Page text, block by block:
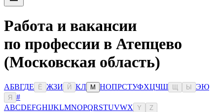
Работа и вакансии
по профессии в Атепцево
(Московская область)
АБВГДЕ Ё ЖЗИ Й КЛ М НОПРСТУФХЦЧШ Ы ЭЮ
Я
#
ABCDEFGHIJKLMNOPQRSTUVWX Y Z